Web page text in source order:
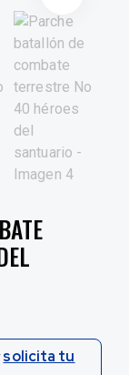
solicita tu